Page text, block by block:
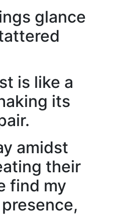
glance
is like a
its
amidst
their
find my